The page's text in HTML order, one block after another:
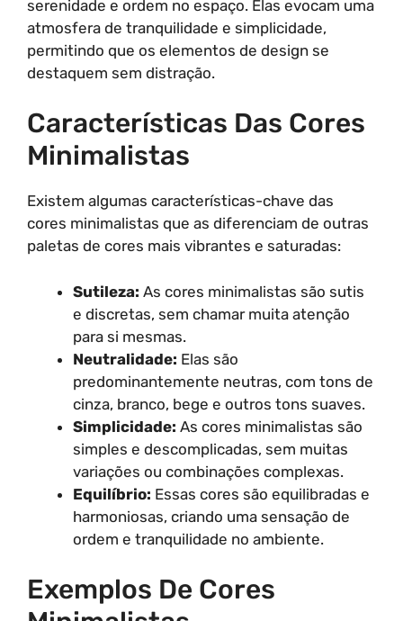
serenidade e ordem no espaço. Elas evocam uma
atmosfera de tranquilidade e simplicidade,
permitindo que os elementos de design se
destaquem sem distração.
Características Das Cores
Minimalistas
Existem algumas características-chave das
cores minimalistas que as diferenciam de outras
paletas de cores mais vibrantes e saturadas:
Sutileza: As cores minimalistas são sutis
e discretas, sem chamar muita atenção
para si mesmas.
Neutralidade: Elas são
predominantemente neutras, com tons de
cinza, branco, bege e outros tons suaves.
Simplicidade: As cores minimalistas são
simples e descomplicadas, sem muitas
variações ou combinações complexas.
Equilíbrio: Essas cores são equilibradas e
harmoniosas, criando uma sensação de
ordem e tranquilidade no ambiente.
Exemplos De Cores